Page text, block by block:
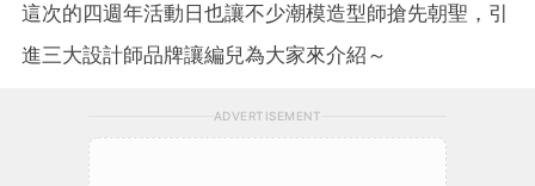
這次的四週年活動日也讓不少潮模造型師搶先朝聖，引
進三大設計師品牌讓編兒為大家來介紹～
ADVERTISEMENT